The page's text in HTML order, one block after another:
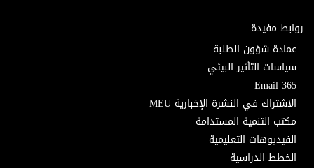
روابط مفيدة
عمادة شؤون الطلبة
سياسات التأثير البيئي
Email 365
الاشتراك في النشرة الإخبارية MEU
مكتب التنمية المستدامة
الفيديوهات التعليمية
الخطط الدراسية